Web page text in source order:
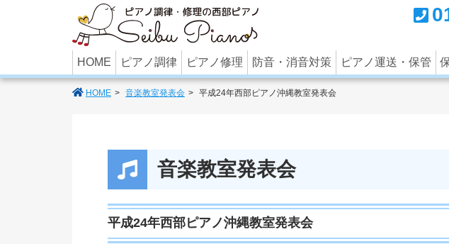
あなたのパートナーの西部ピアノ
HOME ピアノ調律 ピアノ修理 防音・消音対策 ピアノ運送・保管
HOME 音楽教室発表会 平成24年西部ピアノ沖縄教室発表会
音楽教室発表会
平成24年西部ピアノ沖縄教室発表会